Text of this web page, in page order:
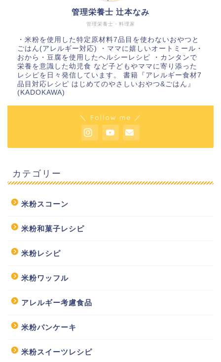
管理栄養士・料理家
管理栄養士 辻本なみ
・米粉を使用した特定原材料7品目を使わないおやつと
ごはん(アレルギー対応) ・ママに嬉しいオートミール・
おから・豆腐を使用したヘルシーレシピ ・カンタンで
栄養を意識した幼児食 など子どもやママに寄り添った
レシピを日々発信しています。 書籍『アレルギー食材7
品目対応レシピ はじめてのやさしいおやつ&ごはん』
(KADOKAWA)
＼ Follow me ／
カテゴリー
米粉スコーン
米粉和菓子レシピ
米粉レシピ
米粉ワッフル
アレルギー考慮食品
米粉パンケーキ
米粉スイーツレシピ